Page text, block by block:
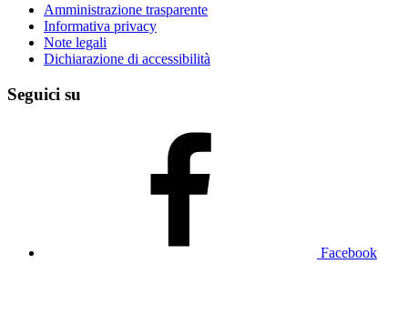
Amministrazione trasparente
Informativa privacy
Note legali
Dichiarazione di accessibilità
Seguici su
Facebook